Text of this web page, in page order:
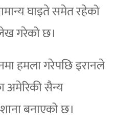
घाइते समेत रहेको
गरेको छ।
हमला गरेपछि इरानले
अमेरिकी सैन्य
बनाएको छ।